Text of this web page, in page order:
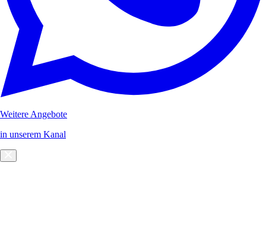
Weitere Angebote
in unserem Kanal